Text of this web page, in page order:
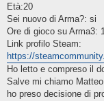
Età:20
Sei nuovo di Arma?: si
Ore di gioco su Arma3: 1
Link profilo Steam:
https://
Ho letto e compreso il
Salve mi chiamo
ho preso decisione di